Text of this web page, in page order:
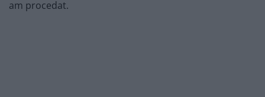
am procedat.